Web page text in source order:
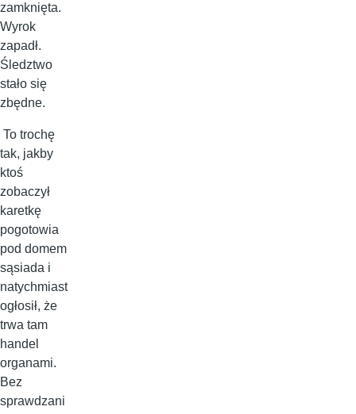
zamknięta.
Wyrok
zapadł.
Śledztwo
stało się
zbędne.
To trochę
tak, jakby
ktoś
zobaczył
karetkę
pogotowia
pod domem
sąsiada i
natychmiast
ogłosił, że
trwa tam
handel
organami.
Bez
sprawdzani